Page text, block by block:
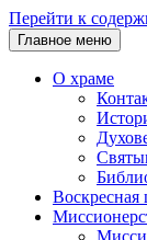
Перейти к
Главное меню
О храме
Воскресная